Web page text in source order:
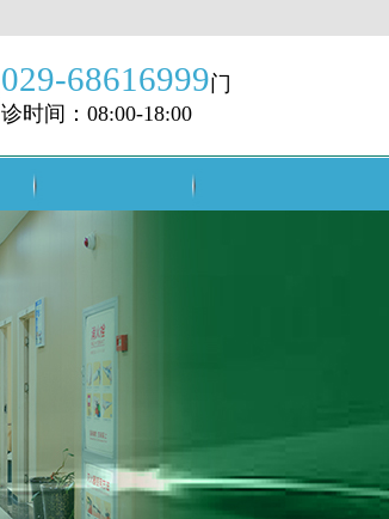
029-68616999门
诊时间：08:00-18:00